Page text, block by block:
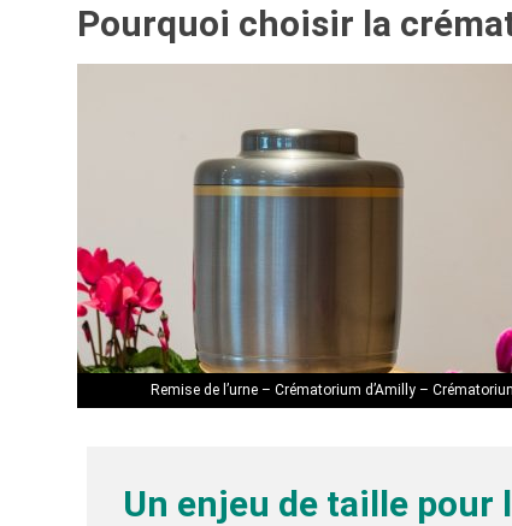
Pourquoi choisir la
Remise de l’urne – Crématorium d’Amilly –
Un enjeu de taille